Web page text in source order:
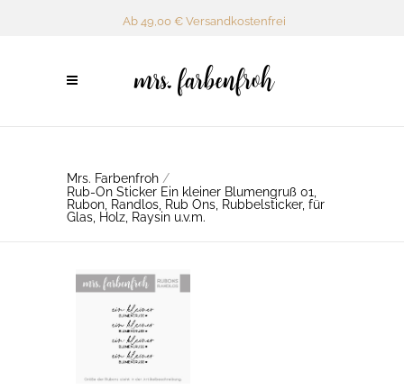
Ab 49,00 € Versandkostenfrei
Mrs. Farbenfroh /
Rub-On Sticker Ein kleiner Blumengruß 01,
Rubon, Randlos, Rub Ons, Rubbelsticker, für
Glas, Holz, Raysin u.v.m.